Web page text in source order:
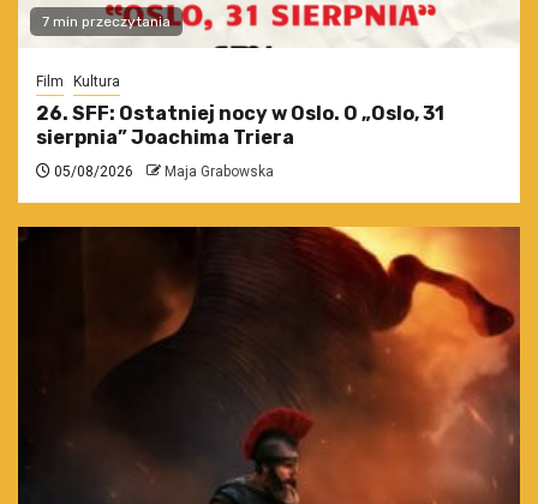
7 min przeczytania
Film Kultura
26. SFF: Ostatniej nocy w Oslo. O „Oslo, 31
sierpnia” Joachima Triera
05/08/2026 Maja Grabowska